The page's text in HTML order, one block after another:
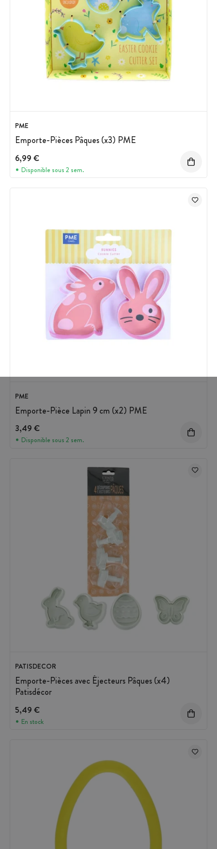
PME
Emporte-Pièces Pâques (x3) PME
6,99 €
Disponible sous 2 sem.
PME
Emporte-Pièce Lapin 9 cm (x2) PME
3,49 €
Disponible sous 2 sem.
PATISDECOR
Emporte-Pièces avec Éjecteurs Pâques (x4)
Patisdécor
5,49 €
En stock